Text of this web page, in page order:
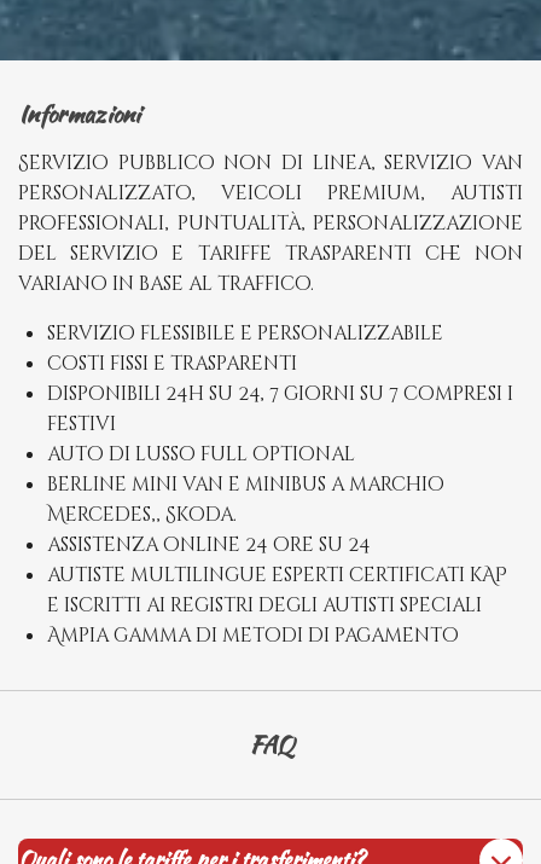
Informazioni
Servizio pubblico non di linea, servizio van
personalizzato, veicoli premium, autisti
professionali, puntualità, personalizzazione
del servizio e tariffe trasparenti che non
variano in base al traffico.
servizio flessibile e personalizzabile
costi fissi e trasparenti
disponibili 24h su 24, 7 giorni su 7 compresi i
festivi
auto di lusso full optional
berline mini van e minibus a marchio
Mercedes,, Skoda.
assistenza online 24 ore su 24
autiste multilingue esperti certificati kAP
e iscritti ai registri degli autisti speciali
Ampia gamma di metodi di pagamento
FAQ